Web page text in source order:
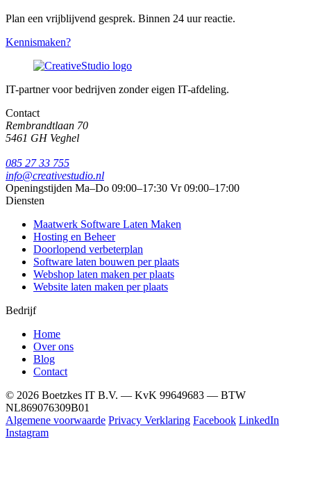
Plan een vrijblijvend gesprek. Binnen 24 uur reactie.
Kennismaken?
IT-partner voor bedrijven zonder eigen IT-afdeling.
Contact
Rembrandtlaan 70
5461 GH Veghel
085 27 33 755
info@creativestudio.nl
Openingstijden Ma–Do 09:00–17:30 Vr 09:00–17:00
Diensten
Maatwerk Software Laten Maken
Hosting en Beheer
Doorlopend verbeterplan
Software laten bouwen per plaats
Webshop laten maken per plaats
Website laten maken per plaats
Bedrijf
Home
Over ons
Blog
Contact
© 2026 Boetzkes IT B.V. — KvK 99649683 — BTW
NL869076309B01
Algemene voorwaarde Privacy Verklaring Facebook LinkedIn
Instagram